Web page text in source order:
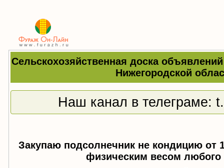
Сельскохозяйственная доска
Нижегородской
Наш канал в телеграме:
Закупаю подсолнечник не кондицию от
физическим весом любого